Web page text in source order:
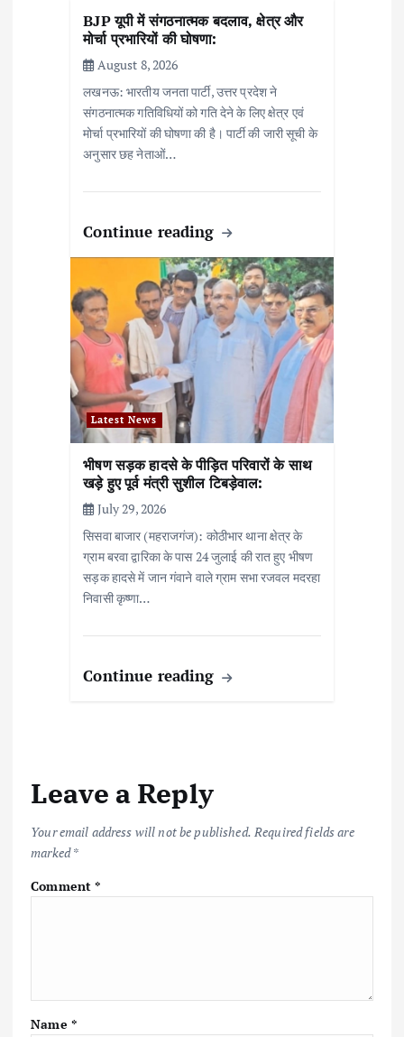
BJP यूपी में संगठनात्मक बदलाव, क्षेत्र और
मोर्चा प्रभारियों की घोषणा:
August 8, 2026
लखनऊ: भारतीय जनता पार्टी, उत्तर प्रदेश ने
संगठनात्मक गतिविधियों को गति देने के लिए क्षेत्र एवं
मोर्चा प्रभारियों की घोषणा की है। पार्टी की जारी सूची के
अनुसार छह नेताओं…
Continue reading
Latest News
भीषण सड़क हादसे के पीड़ित परिवारों के साथ
खड़े हुए पूर्व मंत्री सुशील टिबड़ेवाल:
July 29, 2026
सिसवा बाजार (महराजगंज): कोठीभार थाना क्षेत्र के
ग्राम बरवा द्वारिका के पास 24 जुलाई की रात हुए भीषण
सड़क हादसे में जान गंवाने वाले ग्राम सभा रजवल मदरहा
निवासी कृष्णा…
Continue reading
Leave a Reply
Your email address will not be published. Required fields are
marked*
Comment*
Name *